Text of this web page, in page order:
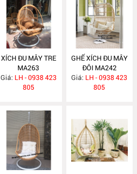
XÍCH ĐU MÂY TRE
MA263
Giá: LH - 0938 423
805
GHẾ XÍCH ĐU MÂY
ĐÔI MA242
Giá: LH - 0938 423
805